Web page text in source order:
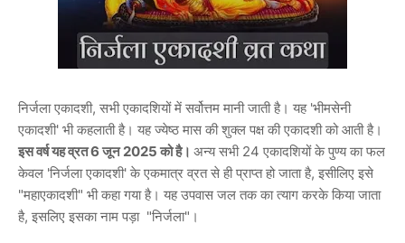
निर्जला एकादशी, सभी एकादशियों में सर्वोत्तम मानी जाती है। यह 'भीमसेनी
एकादशी' भी कहलाती है। यह ज्येष्ठ मास की शुक्ल पक्ष की एकादशी को आती है।
इस वर्ष यह व्रत 6 जून 2025 को है। अन्य सभी 24 एकादशियों के पुण्य का फल
केवल 'निर्जला एकादशी' के एकमात्र व्रत से ही प्राप्त हो जाता है, इसीलिए इसे
"महाएकादशी" भी कहा गया है। यह उपवास जल तक का त्याग करके किया जाता
है, इसलिए इसका नाम पड़ा "निर्जला"।